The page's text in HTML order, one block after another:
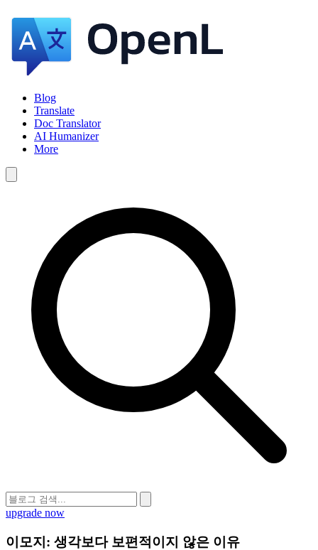
Blog
Translate
Doc Translator
AI Humanizer
More
upgrade now
이모지: 생각보다 보편적이지 않은 이유